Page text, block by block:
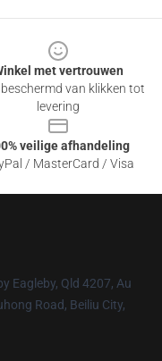
met vertrouwen
van klikken tot
levering
veilige afhandeling
/ MasterCard / Visa
Eagleby, Qld 4207, Au
Road, Beiliu City,